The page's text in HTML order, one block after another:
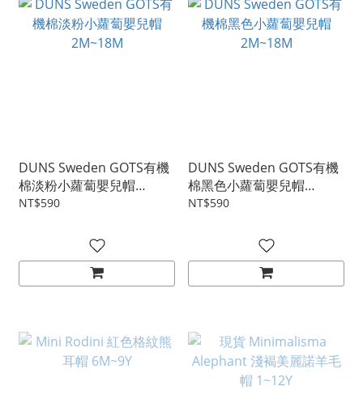
DUNS Sweden GOTS有機
棉淡粉小蘿蔔嬰兒帽
2M~18M
NT$590
DUNS Sweden GOTS有機
棉黑色小蘿蔔嬰兒帽
2M~18M
NT$590